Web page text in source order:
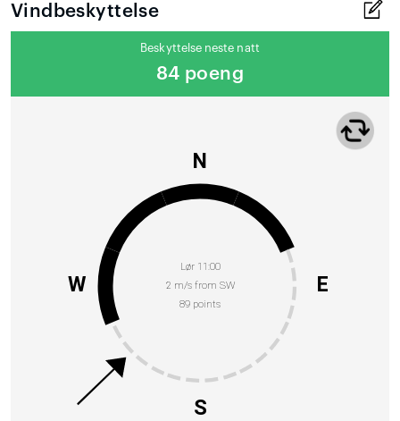
Vindbeskyttelse
Beskyttelse neste natt
84 poeng
Lør 11:00
2 m/s from SW
89 points
N
E
S
W